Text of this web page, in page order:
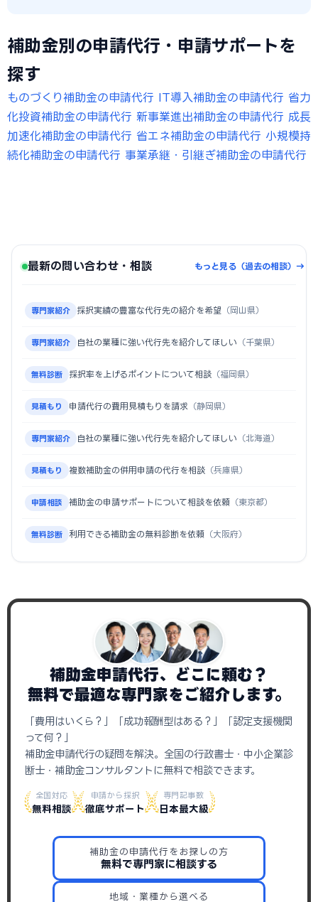
補助金別の申請代行・申請サポートを
探す
ものづくり補助金の申請代行 IT導入補助金の申請代行 省力
化投資補助金の申請代行 新事業進出補助金の申請代行 成長
加速化補助金の申請代行 省エネ補助金の申請代行 小規模持
続化補助金の申請代行 事業承継・引継ぎ補助金の申請代行
最新の問い合わせ・相談 もっと見る（過去の相談）→
専門家紹介 採択実績の豊富な代行先の紹介を希望 （岡山県）
専門家紹介 自社の業種に強い代行先を紹介してほしい （千葉県）
無料診断 採択率を上げるポイントについて相談 （福岡県）
見積もり 申請代行の費用見積もりを請求 （静岡県）
専門家紹介 自社の業種に強い代行先を紹介してほしい （北海道）
見積もり 複数補助金の併用申請の代行を相談 （兵庫県）
申請相談 補助金の申請サポートについて相談を依頼 （東京都）
無料診断 利用できる補助金の無料診断を依頼 （大阪府）
補助金申請代行、どこに頼む？
無料で最適な専門家をご紹介します。
「費用はいくら？」「成功報酬型はある？」「認定支援機関
って何？」
補助金申請代行の疑問を解決。全国の行政書士・中小企業診
断士・補助金コンサルタントに無料で相談できます。
全国対応
無料相談
申請から採択
徹底サポート
専門記事数
日本最大級
補助金の申請代行をお探しの方
無料で専門家に相談する
地域・業種から選べる